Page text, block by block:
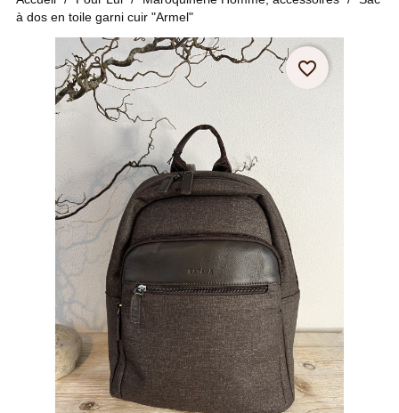
à dos en toile garni cuir "Armel"
favorite_border